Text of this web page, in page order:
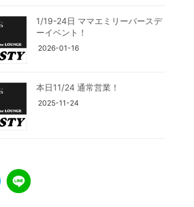
1/19-24日 ママエミリーバースデ
ーイベント！
2026-01-16
本日11/24 通常営業！
2025-11-24